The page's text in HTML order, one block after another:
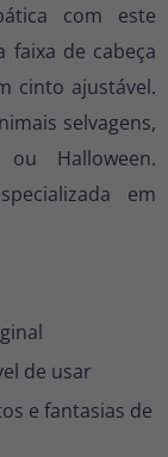
com este
faixa de cabeça
cinto ajustável.
selvagens,
Halloween.
em
de usar
e fantasias de